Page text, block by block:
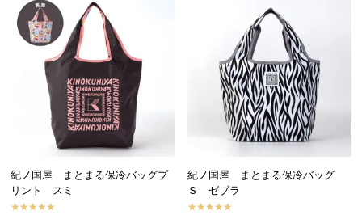
紀ノ国屋 まとまる保冷バッグプ
リント スミ
紀ノ国屋 まとまる保冷バッグ
Ｓ ゼブラ